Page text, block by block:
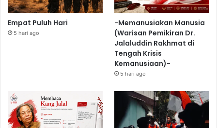
Empat Puluh Hari
5 hari ago
-Memanusiakan Manusia
(Warisan Pemikiran Dr.
Jalaluddin Rakhmat di
Tengah Krisis
Kemanusiaan)-
5 hari ago